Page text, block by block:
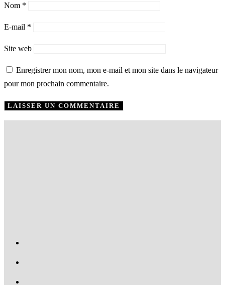
Nom *
E-mail *
Site web
Enregistrer mon nom, mon e-mail et mon site dans le navigateur
pour mon prochain commentaire.